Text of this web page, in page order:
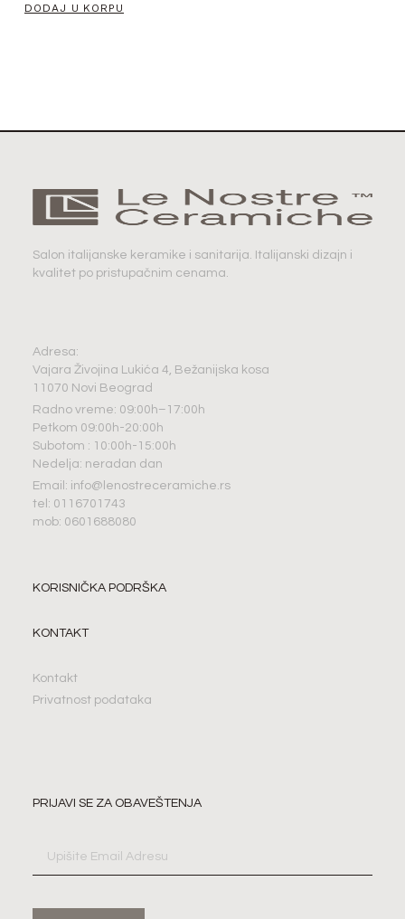
DODAJ U KORPU
Salon italijanske keramike i sanitarija. Italijanski dizajn i
kvalitet po pristupačnim cenama.
Adresa:
Vajara Živojina Lukića 4, Bežanijska kosa
11070 Novi Beograd
Radno vreme: 09:00h–17:00h
Petkom 09:00h-20:00h
Subotom : 10:00h-15:00h
Nedelja: neradan dan
Email: info@lenostreceramiche.rs
tel: 0116701743
mob: 0601688080
KORISNIČKA PODRŠKA
KONTAKT
Kontakt
Privatnost podataka
PRIJAVI SE ZA OBAVEŠTENJA